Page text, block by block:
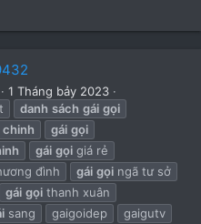
1 Tháng bảy 2023
danh sách gái gọi
chinh gái gọi
gái gọi giá rẻ
đình gái gọi ngã tư sở
gái gọi thanh xuân
sang gaigoidep
gaigutv